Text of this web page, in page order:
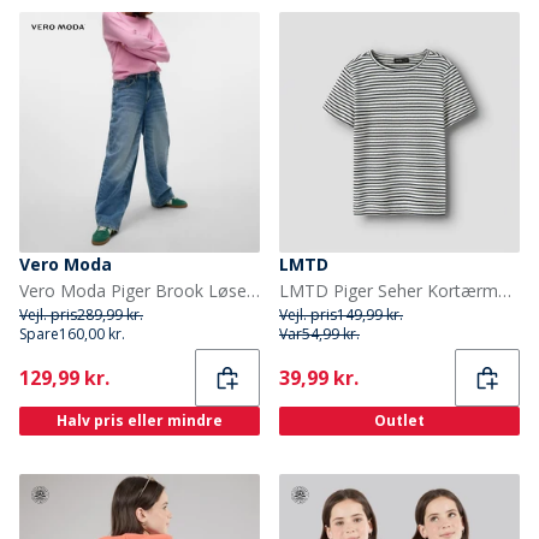
Vero Moda
Vero Moda Piger Brook Løse Jeans Medium Blue Denim
Vejl. pris289,99 kr.
Spare160,00 kr.
Current
129,99 kr.
Halv pris eller mindre
LMTD
LMTD Piger Seher Kortærmet T-shirt Navy Blazer
Vejl. pris149,99 kr.
Var54,99 kr.
Current
39,99 kr.
Outlet